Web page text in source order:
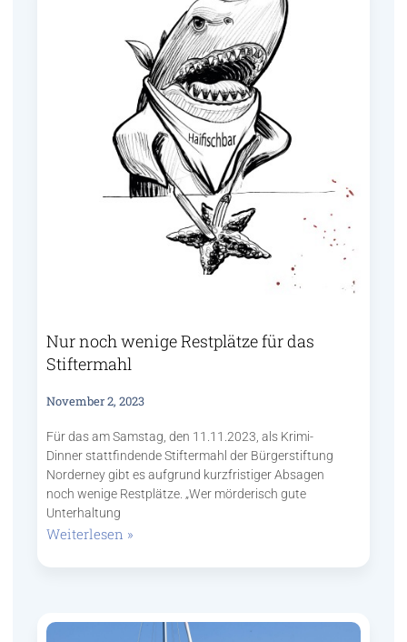
Nur noch wenige Restplätze für das
Stiftermahl
November 2, 2023
Für das am Samstag, den 11.11.2023, als Krimi-
Dinner stattfindende Stiftermahl der Bürgerstiftung
Norderney gibt es aufgrund kurzfristiger Absagen
noch wenige Restplätze. „Wer mörderisch gute
Unterhaltung
Weiterlesen »